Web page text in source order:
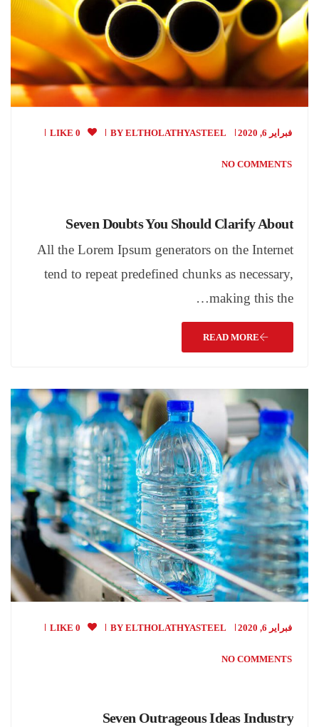
فبراير 6, 2020 BY ELTHOLATHYASTEEL
0 LIKE
NO COMMENTS
Seven Doubts You Should Clarify About
All the Lorem Ipsum generators on the Internet
tend to repeat predefined chunks as necessary,
making this the…
READ MORE
فبراير 6, 2020 BY ELTHOLATHYASTEEL
0 LIKE
NO COMMENTS
Seven Outrageous Ideas Industry